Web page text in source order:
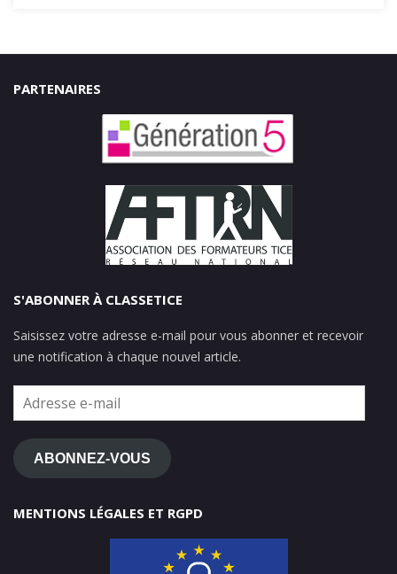
PARTENAIRES
S'ABONNER À CLASSETICE
Saisissez votre adresse e-mail pour vous abonner et recevoir
une notification à chaque nouvel article.
Adresse
e-
mail
ABONNEZ-VOUS
MENTIONS LÉGALES ET RGPD